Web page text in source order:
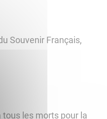
Souvenir Français,
les morts pour la